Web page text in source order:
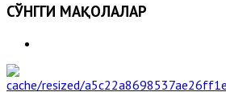
СЎНГГИ МАҚОЛАЛАР